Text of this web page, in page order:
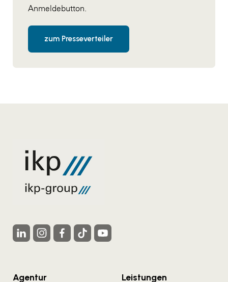
Anmeldebutton.
zum Presseverteiler
Agentur
Leistungen